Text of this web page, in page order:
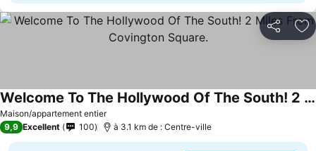
Partager
Maison/appartement entier
Welcome To The Hollywood Of The South! 2 Miles From Covington Square.
Consulter les prix
9,9 Excellent 100 à 3.1 km de : Centre-ville